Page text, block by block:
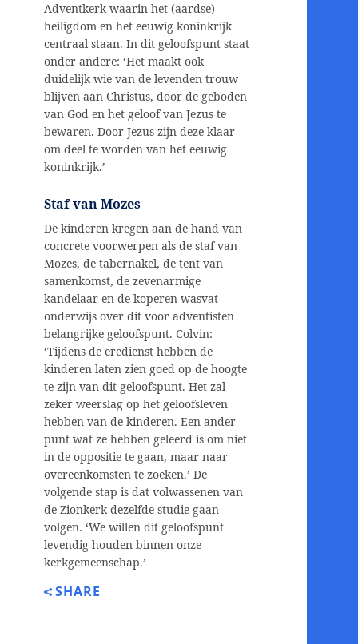
Adventkerk waarin het (aardse)
heiligdom en het eeuwig koninkrijk
centraal staan. In dit geloofspunt staat
onder andere: ‘Het maakt ook
duidelijk wie van de levenden trouw
blijven aan Christus, door de geboden
van God en het geloof van Jezus te
bewaren. Door Jezus zijn deze klaar
om deel te worden van het eeuwig
koninkrijk.’
Staf van Mozes
De kinderen kregen aan de hand van
concrete voorwerpen als de staf van
Mozes, de tabernakel, de tent van
samenkomst, de zevenarmige
kandelaar en de koperen wasvat
onderwijs over dit voor adventisten
belangrijke geloofspunt. Colvin:
‘Tijdens de eredienst hebben de
kinderen laten zien goed op de hoogte
te zijn van dit geloofspunt. Het zal
zeker weerslag op het geloofsleven
hebben van de kinderen. Een ander
punt wat ze hebben geleerd is om niet
in de oppositie te gaan, maar naar
overeenkomsten te zoeken.’ De
volgende stap is dat volwassenen van
de Zionkerk dezelfde studie gaan
volgen. ‘We willen dit geloofspunt
levendig houden binnen onze
kerkgemeenschap.’
SHARE